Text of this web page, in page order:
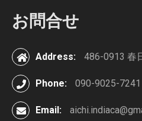
お問合せ
Address: 486-0913 春
Phone: 090-9025-7241
Email: